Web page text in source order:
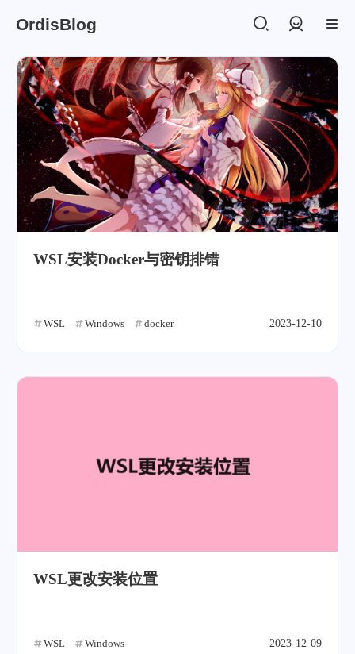
OrdisBlog
WSL安装Docker与密钥排错
WSL Windows docker 2023-12-10
WSL更改安装位置
WSL Windows 2023-12-09